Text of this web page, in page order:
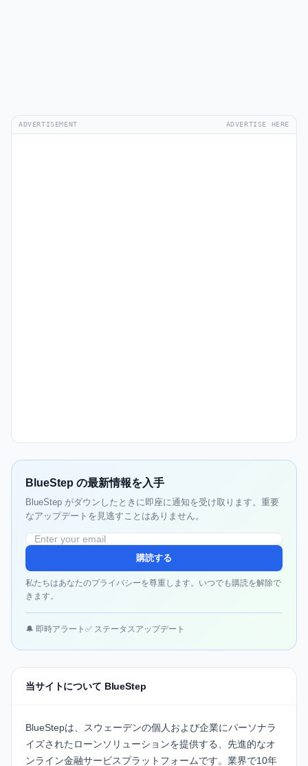
ADVERTISEMENT ADVERTISE HERE
BlueStep の最新情報を入手
BlueStep がダウンしたときに即座に通知を受け取ります。重要
なアップデートを見逃すことはありません。
購読する
私たちはあなたのプライバシーを尊重します。いつでも購読を解除で
きます。
🔔 即時アラート ✅ ステータスアップデート
当サイトについて BlueStep
BlueStepは、スウェーデンの個人および企業にパーソナラ
イズされたローンソリューションを提供する、先進的なオ
ンライン金融サービスプラットフォームです。業界で10年